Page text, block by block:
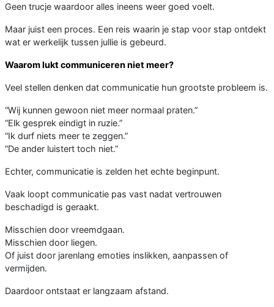
Geen trucje waardoor alles ineens weer goed voelt.
Maar juist een proces. Een reis waarin je stap voor stap ontdekt
wat er werkelijk tussen jullie is gebeurd.
Waarom lukt communiceren niet meer?
Veel stellen denken dat communicatie hun grootste probleem is.
“Wij kunnen gewoon niet meer normaal praten.”
“Elk gesprek eindigt in ruzie.”
“Ik durf niets meer te zeggen.”
“De ander luistert toch niet.”
Echter, communicatie is zelden het echte beginpunt.
Vaak loopt communicatie pas vast nadat vertrouwen
beschadigd is geraakt.
Misschien door vreemdgaan.
Misschien door liegen.
Of juist door jarenlang emoties inslikken, aanpassen of
vermijden.
Daardoor ontstaat er langzaam afstand.